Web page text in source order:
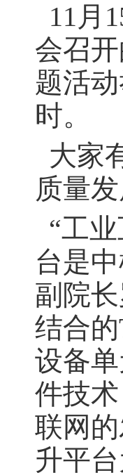
11月
会召
题活
时。
大家
质量
“工
台是
副院
结合
设备
件技
联网
升平